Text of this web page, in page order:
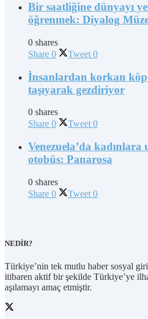
Bir saatliğine dünyayı
öğrenmek: Diyalog
0 shares
Share 0 Tweet 0
İnsanlardan korkan
taşıyarak gezdiriyor
0 shares
Share 0 Tweet 0
Venezuela’da
otobüs: Panarosa
0 shares
Share 0 Tweet 0
NEDİR?
Türkiye’nin tek mutlu haber sosyal
itibaren aktif bir şekilde Türkiye’ye
aşılamayı amaç etmiştir.